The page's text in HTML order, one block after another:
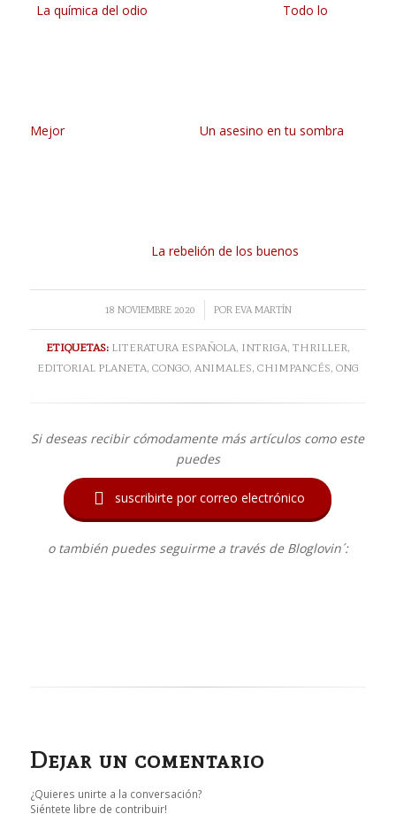
La química del odio Todo lo
Mejor Un asesino en tu sombra
La rebelión de los buenos
18 NOVIEMBRE 2020
/ POR EVA MARTÍN
ETIQUETAS: LITERATURA ESPAÑOLA, INTRIGA, THRILLER,
EDITORIAL PLANETA, CONGO, ANIMALES, CHIMPANCÉS, ONG
Si deseas recibir cómodamente más artículos como este
puedes
 suscribirte por correo electrónico
o también puedes seguirme a través de Bloglovin´:
Dejar un comentario
¿Quieres unirte a la conversación?
Siéntete libre de contribuir!